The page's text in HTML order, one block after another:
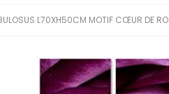
L70XH50CM MOTIF CŒUR DE